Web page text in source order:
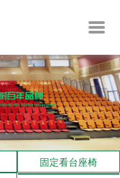
固定看台座椅